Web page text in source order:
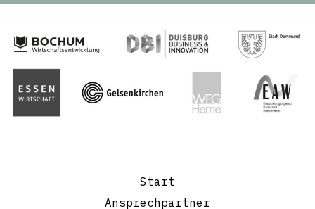
Start
Ansprechpartner